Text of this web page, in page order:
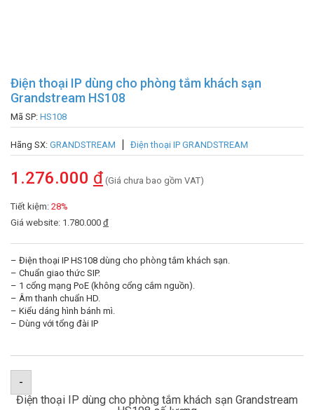
Điện thoại IP dùng cho phòng tắm khách sạn
Grandstream HS108
Mã SP: HS108
Hãng SX: GRANDSTREAM Điện thoại IP GRANDSTREAM
1.276.000 đ (Giá chưa bao gồm VAT)
Tiết kiệm: 28%
Giá website: 1.780.000 đ
– Điện thoại IP HS108 dùng cho phòng tắm khách sạn.
– Chuẩn giao thức SIP.
– 1 cổng mạng PoE (không cổng cắm nguồn).
– Âm thanh chuẩn HD.
– Kiểu dáng hình bánh mì.
– Dùng với tổng đài IP
-
Điện thoại IP dùng cho phòng tắm khách sạn Grandstream